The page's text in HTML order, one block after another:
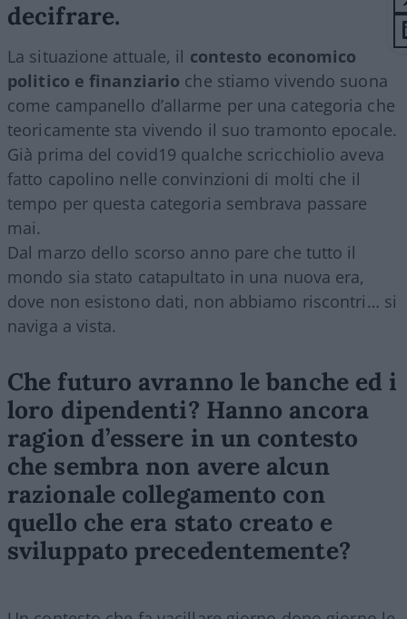
decifrare.
La situazione attuale, il contesto economico
politico e finanziario che stiamo vivendo suona
come campanello d’allarme per una categoria che
teoricamente sta vivendo il suo tramonto epocale.
Già prima del covid19 qualche scricchiolio aveva
fatto capolino nelle convinzioni di molti che il
tempo per questa categoria sembrava passare
mai.
Dal marzo dello scorso anno pare che tutto il
mondo sia stato catapultato in una nuova era,
dove non esistono dati, non abbiamo riscontri… si
naviga a vista.
Che futuro avranno le banche ed i
loro dipendenti? Hanno ancora
ragion d’essere in un contesto
che sembra non avere alcun
razionale collegamento con
quello che era stato creato e
sviluppato precedentemente?